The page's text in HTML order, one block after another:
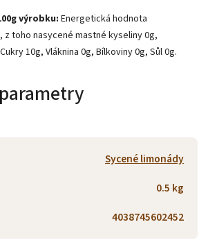
výrobku: Energetická hodnota
z toho nasycené mastné kyseliny 0g,
10g, Vláknina 0g, Bílkoviny 0g, Sůl 0g.
Sycené limonády
0.5 kg
4038745602452